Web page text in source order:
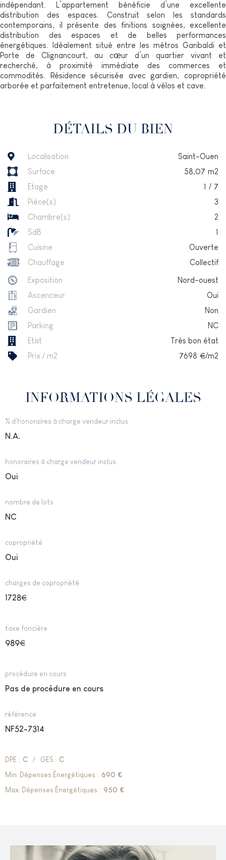
indépendant. L’appartement bénéficie d’une excellente
distribution des espaces. Construit selon les standards
contemporains, il présente des finitions soignées, excellente
distribution des espaces et de belles performances
énergétiques. Idéalement situé entre les métros Garibaldi et
Porte de Clignancourt, au cœur d’un quartier vivant et
recherché, à proximité immédiate des commerces et
commodités. Résidence sécurisée avec gardien, copropriété
arborée et parfaitement entretenue, local à vélos et cave.
DÉTAILS DU BIEN
Localisation
Saint-Ouen
Surface
58,07 m2
Etage
1 / 7
Pièce(s)
3
Chambre(s)
2
SdB
1
Cuisine
Ouverte
Chauffage
Collectif
Exposition
Nord-ouest
Ascenceur
Oui
Gardien
Non
Parking
NC
Etat
Très bon état
Prix / m2
7698 €/m2
INFORMATIONS LÉGALES
% d'honoraires à charge vendeur inclus
N.A.
honoraires à charge vendeur inclus
Oui
nombre de lots
NC
copropriété
Oui
charges de copropriété
1728€
taxe foncière
989€
procédure en cours
Pas de procédure en cours
référence
NF52-7314
DPE : C / GES : C
Min. Dépenses Énergétiques : 690 €
Max. Dépenses Énergétiques : 950 €